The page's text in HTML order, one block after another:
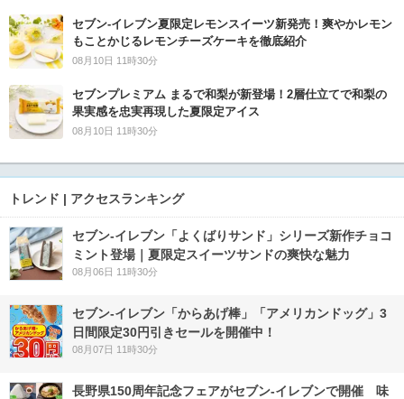
セブン‐イレブン夏限定レモンスイーツ新発売！爽やかレモン
もことかじるレモンチーズケーキを徹底紹介
08月10日 11時30分
セブンプレミアム まるで和梨が新登場！2層仕立てで和梨の
果実感を忠実再現した夏限定アイス
08月10日 11時30分
トレンド | アクセスランキング
セブン‐イレブン「よくばりサンド」シリーズ新作チョコ
ミント登場｜夏限定スイーツサンドの爽快な魅力
08月06日 11時30分
セブン‐イレブン「からあげ棒」「アメリカンドッグ」3
日間限定30円引きセールを開催中！
08月07日 11時30分
長野県150周年記念フェアがセブン-イレブンで開催 味